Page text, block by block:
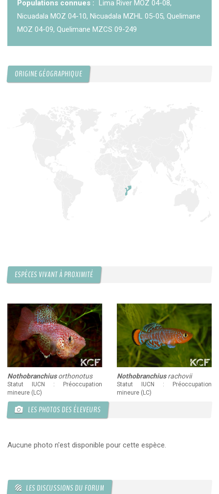
12 sep 2026
KCF ÎLE DE FRANCE :Réunion KCF Ile de France
CZKA RÉPUBLIQUE TCHÈQUE :
Populations connues : Lima River MOZ 04-08,
Nicuadala MOZ 04-10, Nicuadala MZHL 05-05, Quelimane
MOZ 04-09, Quelimane MZCS 09-249
ORIGINE GÉOGRAPHIQUE
ESPÈCES VIVANT À PROXIMITÉ
Nothobranchiusorthonotus
Statut IUCN : Préoccupation
mineure (LC)
Nothobranchiusrachovii
Statut IUCN : Préoccupation
mineure (LC)
LES PHOTOS DES ÉLEVEURS
Aucune photo n'est disponible pour cette espèce.
LES DISCUSSIONS DU FORUM